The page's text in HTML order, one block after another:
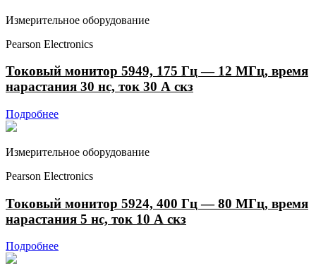
Измерительное оборудование
Pearson Electronics
Токовый монитор 5949, 175 Гц — 12 МГц, время
нарастания 30 нс, ток 30 А скз
Подробнее
Измерительное оборудование
Pearson Electronics
Токовый монитор 5924, 400 Гц — 80 МГц, время
нарастания 5 нс, ток 10 А скз
Подробнее